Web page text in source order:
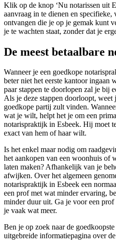
Klik op de knop ‘Nu notarissen uit
aanvraag in te dienen en
ontvangen die je op je gemak kunt
je te wachten staat, zonder dat je
De meest betaalbare
Wanneer je een goedkope
beter niet het eerste kantoor ingaan
paar stappen te doorlopen zal je bij
Als je deze stappen doorloopt, weet
goedkope partij zult vinden.
wat je wilt, helpt het je om een
notarispraktijk in Esbeek. Hij moet
exact van hem of haar wilt.
Is het enkel maar nodig om
het aankopen van een woonhuis of
laten maken? Afhankelijk van je
afwijken. Over het algemeen
notarispraktijk in Esbeek een
een prof met wat minder ervaring,
minder duur uit. Ga je voor een
je vaak wat meer.
Ben je op zoek naar de
uitgebreide informatiepagina over de